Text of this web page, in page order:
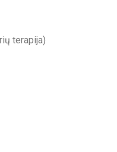
terapija)